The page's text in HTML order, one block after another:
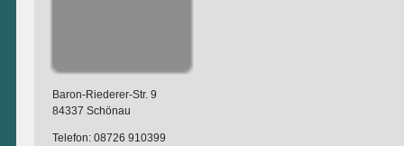
Baron-Riederer-Str. 9
84337 Schönau
Telefon: 08726 910399